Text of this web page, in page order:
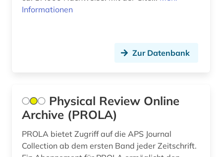
dänisch-hallesche mission in tranquebar (1)
earnings calls transkripte (1)
elektrochemie (1)
elektronik (2)
elektronische medien (1)
Informationen
Zur Datenbank
Physical Review Online
Archive (PROLA)
PROLA bietet Zugriff auf die APS Journal
Collection ab dem ersten Band jeder Zeitschrift.